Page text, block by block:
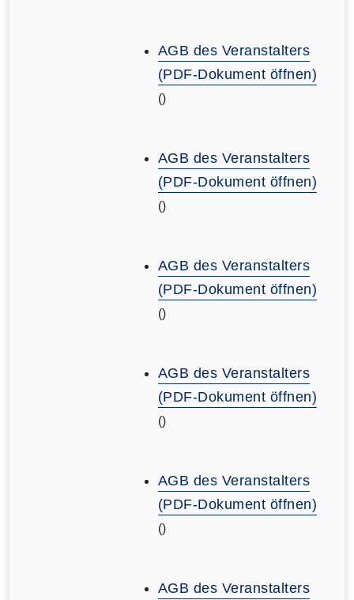
AGB des Veranstalters
(PDF-Dokument öffnen)
()
AGB des Veranstalters
(PDF-Dokument öffnen)
()
AGB des Veranstalters
(PDF-Dokument öffnen)
()
AGB des Veranstalters
(PDF-Dokument öffnen)
()
AGB des Veranstalters
(PDF-Dokument öffnen)
()
AGB des Veranstalters